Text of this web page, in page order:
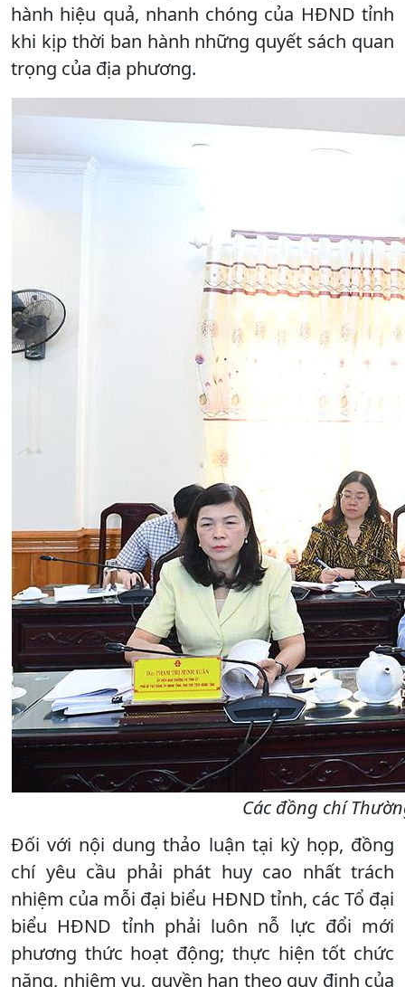
hành hiệu quả, nhanh chóng của HĐND tỉnh
khi kịp thời ban hành những quyết sách quan
trọng của địa phương.
Các đồng chí
Đối với nội dung thảo luận tại kỳ họp, đồng
chí yêu cầu phải phát huy cao nhất trách
nhiệm của mỗi đại biểu HĐND tỉnh, các Tổ đại
biểu HĐND tỉnh phải luôn nỗ lực đổi mới
phương thức hoạt động; thực hiện tốt chức
năng, nhiệm vụ, quyền hạn theo quy định của